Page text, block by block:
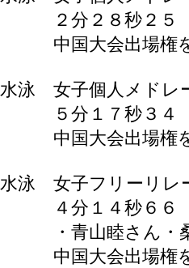
２分２８秒２５
中国大会出場権
水泳 女子個人メド
５分１７秒３４
中国大会出場権
水泳 女子フリーリ
４分１４秒６６ 谷
・青山睦さん・桑
中国大会出場権